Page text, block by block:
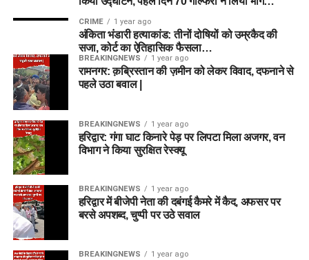
CRIME 1 year ago
अंकिता भंडारी हत्याकांड: तीनों दोषियों को उम्रकैद की
सजा, कोर्ट का ऐतिहासिक फैसला…
BREAKINGNEWS 1 year ago
रामनगर: क़ब्रिस्तान की ज़मीन को लेकर विवाद, दफनाने से
पहले उठा बवाल |
BREAKINGNEWS 1 year ago
हरिद्वार: गंगा घाट किनारे पेड़ पर लिपटा मिला अजगर, वन
विभाग ने किया सुरक्षित रेस्क्यू
BREAKINGNEWS 1 year ago
हरिद्वार में बीजेपी नेता की दबंगई कैमरे में कैद, अफसर पर
बरसे अपशब्द, चुप्पी पर उठे सवाल
BREAKINGNEWS 1 year ago